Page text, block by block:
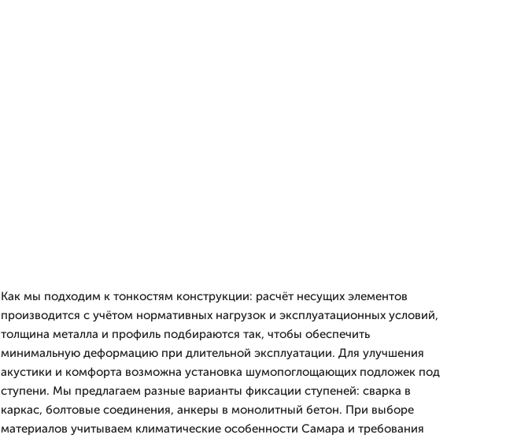
Как мы подходим к тонкостям конструкции: расчёт несущих элементов
производится с учётом нормативных нагрузок и эксплуатационных условий,
толщина металла и профиль подбираются так, чтобы обеспечить
минимальную деформацию при длительной эксплуатации. Для улучшения
акустики и комфорта возможна установка шумопоглощающих подложек под
ступени. Мы предлагаем разные варианты фиксации ступеней: сварка в
каркас, болтовые соединения, анкеры в монолитный бетон. При выборе
материалов учитываем климатические особенности Самара и требования